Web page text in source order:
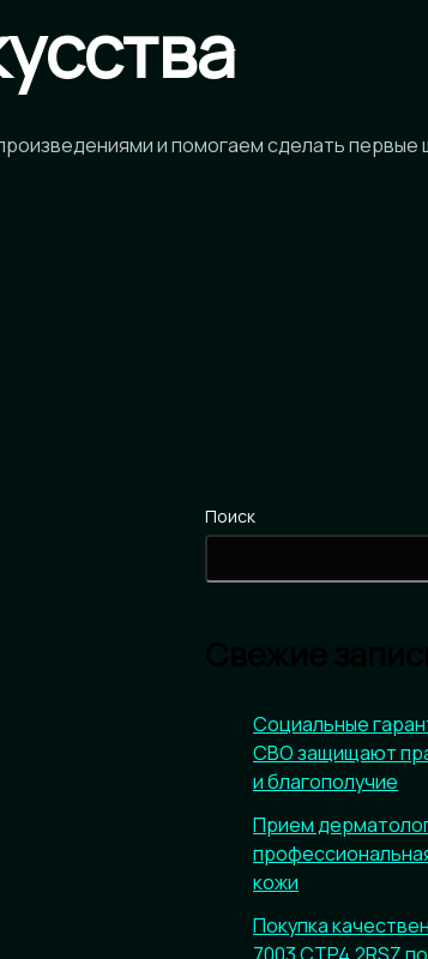
и помогаем сделать первые
Поиск
Социальные
СВО защищают
и благополучие
Прием
кожи
Покупка